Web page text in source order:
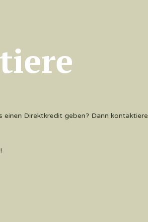
Direktkredit geben? Dann kontaktiere